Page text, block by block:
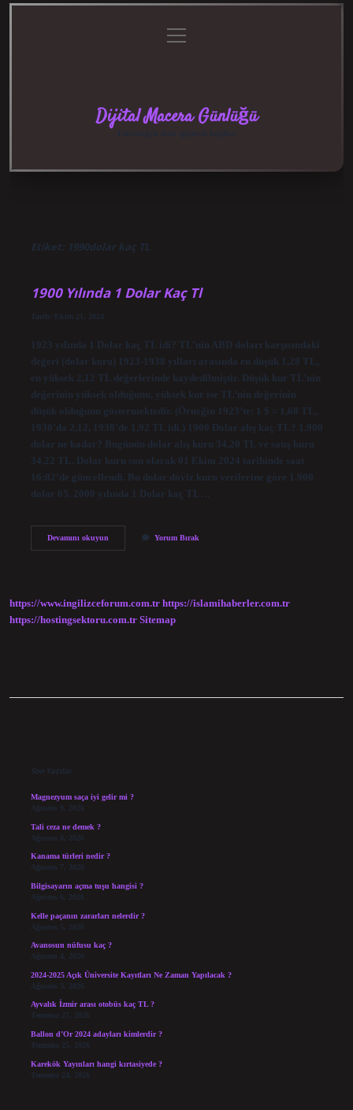
menüyü
aç
Dijital Macera Günlüğü
Etiket: 1990dolar kaç TL
1900 Yılında 1 Dolar Kaç Tl
Tarih: Ekim 21, 2024
1923 yılında 1 Dolar kaç TL idi? TL’nin ABD doları karşısındaki
değeri (dolar kuru) 1923-1938 yılları arasında en düşük 1,28 TL,
en yüksek 2,12 TL değerlerinde kaydedilmiştir. Düşük kur TL’nin
değerinin yüksek olduğunu, yüksek kur ise TL’nin değerinin
düşük olduğunu göstermektedir. (Örneğin 1923’te: 1 $ = 1,68 TL,
1930’da 2,12, 1938’de 1,92 TL idi.) 1900 Dolar alış kaç TL? 1.900
dolar ne kadar? Bugünün dolar alış kuru 34,20 TL ve satış kuru
34,22 TL. Dolar kuru son olarak 01 Ekim 2024 tarihinde saat
16:02’de güncellendi. Bu dolar döviz kuru verilerine göre 1.900
dolar 65. 2000 yılında 1 Dolar kaç TL…
Devamını okuyun1900
Yorum Bırak
https://www.ingilizceforum.com.tr https://islamihaberler.com.tr
https://hostingsektoru.com.tr Sitemap
Son Yazılar
Magnezyum saça iyi gelir mi ?
Ağustos 9, 2026
Tali ceza ne demek ?
Ağustos 8, 2026
Kanama türleri nedir ?
Ağustos 7, 2026
Bilgisayarın açma tuşu hangisi ?
Ağustos 6, 2026
Kelle paçanın zararları nelerdir ?
Ağustos 5, 2026
Avanosun nüfusu kaç ?
Ağustos 4, 2026
2024-2025 Açık Üniversite Kayıtları Ne Zaman Yapılacak ?
Ağustos 3, 2026
Ayvalık İzmir arası otobüs kaç TL ?
Temmuz 27, 2026
Ballon d’Or 2024 adayları kimlerdir ?
Temmuz 25, 2026
Karekök Yayınları hangi kırtasiyede ?
Temmuz 24, 2026